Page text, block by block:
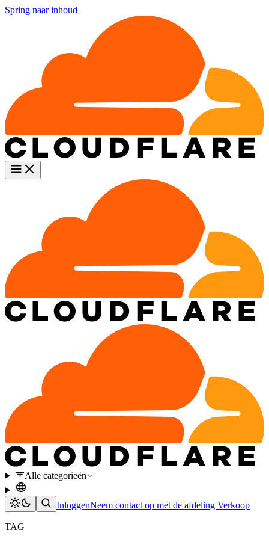
Spring naar inhoud
Alle categorieën
InloggenNeem contact op met de afdeling Verkoop
TAG